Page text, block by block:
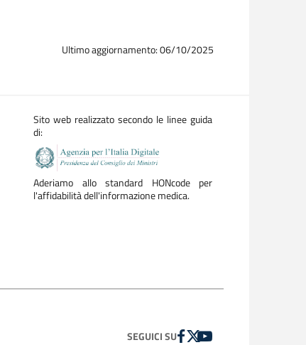
Ultimo aggiornamento: 06/10/2025
Sito web realizzato secondo le linee guida
di:
Aderiamo allo standard HONcode per
l'affidabilità dell'informazione medica.
SEGUICI SUFACEBOOK
TWITTER
YOUTUBE